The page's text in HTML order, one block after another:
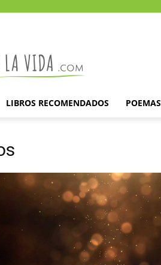
la
vida
LIBROS RECOMENDADOS POEMAS